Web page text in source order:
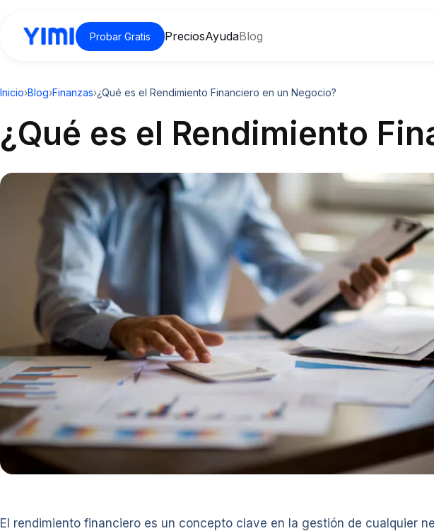
Probar Gratis PreciosAyudaBlog
Inicio›Blog›Finanzas›¿Qué es el Rendimiento Financiero en un Negocio?
¿Qué es el Rendimiento
El rendimiento financiero es un concepto clave en la gestión de cualquier